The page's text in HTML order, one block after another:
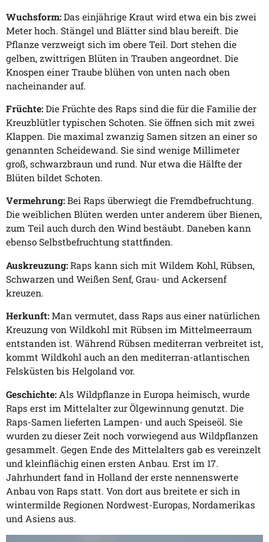
Wuchsform: Das einjährige Kraut wird etwa ein bis zwei
Meter hoch. Stängel und Blätter sind blau bereift. Die
Pflanze verzweigt sich im obere Teil. Dort stehen die
gelben, zwittrigen Blüten in Trauben angeordnet. Die
Knospen einer Traube blühen von unten nach oben
nacheinander auf.
Früchte: Die Früchte des Raps sind die für die Familie der
Kreuzblütler typischen Schoten. Sie öffnen sich mit zwei
Klappen. Die maximal zwanzig Samen sitzen an einer so
genannten Scheidewand. Sie sind wenige Millimeter
groß, schwarzbraun und rund. Nur etwa die Hälfte der
Blüten bildet Schoten.
Vermehrung: Bei Raps überwiegt die Fremdbefruchtung.
Die weiblichen Blüten werden unter anderem über Bienen,
zum Teil auch durch den Wind bestäubt. Daneben kann
ebenso Selbstbefruchtung stattfinden.
Auskreuzung: Raps kann sich mit Wildem Kohl, Rübsen,
Schwarzen und Weißen Senf, Grau- und Ackersenf
kreuzen.
Herkunft: Man vermutet, dass Raps aus einer natürlichen
Kreuzung von Wildkohl mit Rübsen im Mittelmeerraum
entstanden ist. Während Rübsen mediterran verbreitet ist,
kommt Wildkohl auch an den mediterran-atlantischen
Felsküsten bis Helgoland vor.
Geschichte: Als Wildpflanze in Europa heimisch, wurde
Raps erst im Mittelalter zur Ölgewinnung genutzt. Die
Raps-Samen lieferten Lampen- und auch Speiseöl. Sie
wurden zu dieser Zeit noch vorwiegend aus Wildpflanzen
gesammelt. Gegen Ende des Mittelalters gab es vereinzelt
und kleinflächig einen ersten Anbau. Erst im 17.
Jahrhundert fand in Holland der erste nennenswerte
Anbau von Raps statt. Von dort aus breitete er sich in
wintermilde Regionen Nordwest-Europas, Nordamerikas
und Asiens aus.